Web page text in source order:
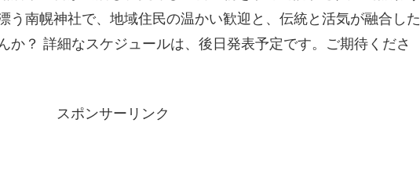
う南幌神社で、地域住民の温かい歓迎と、伝統と活気が融合した
か？ 詳細なスケジュールは、後日発表予定です。ご期待くださ
スポンサーリンク